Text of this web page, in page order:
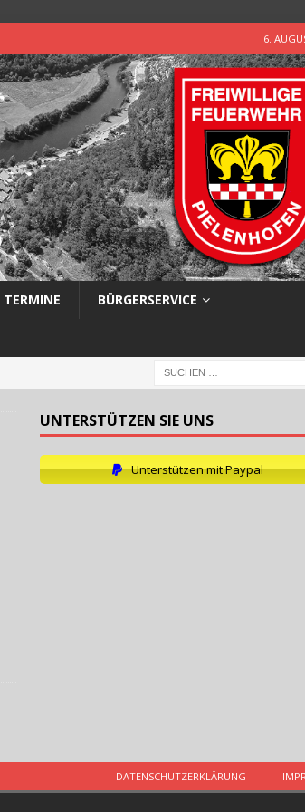
6.
TERMINE BÜRGERSERVICE
UNTERSTÜTZEN SIE UNS
Unterstützen mit Paypal
DATENSCHUTZERKLÄRUNG